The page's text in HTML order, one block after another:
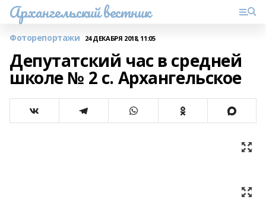
Архангельский вестник
Фоторепортажи 24 ДЕКАБРЯ 2018, 11:05
Депутатский час в средней
школе № 2 с. Архангельское